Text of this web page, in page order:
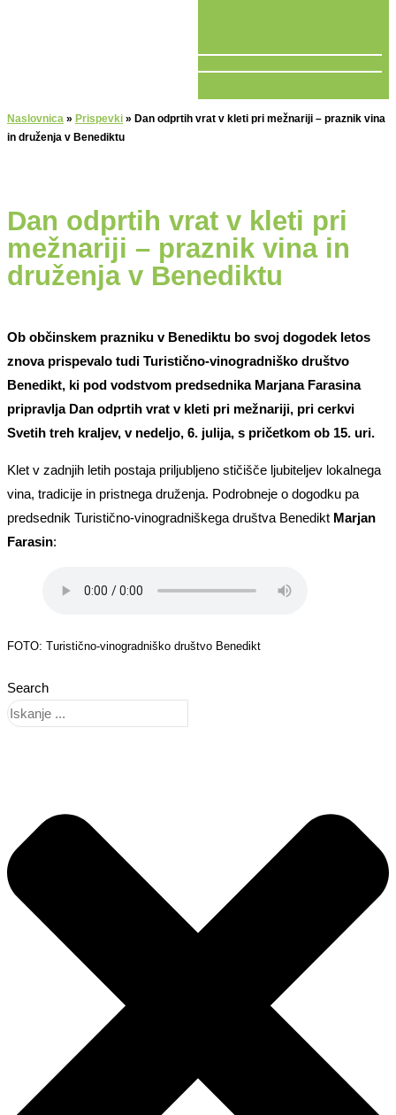
Naslovnica » Prispevki » Dan odprtih vrat v kleti pri mežnariji – praznik vina
in druženja v Benediktu
Dan odprtih vrat v kleti pri
mežnariji – praznik vina in
druženja v Benediktu
Ob občinskem prazniku v Benediktu bo svoj dogodek letos
znova prispevalo tudi Turistično-vinogradniško društvo
Benedikt, ki pod vodstvom predsednika Marjana Farasina
pripravlja Dan odprtih vrat v kleti pri mežnariji, pri cerkvi
Svetih treh kraljev, v nedeljo, 6. julija, s pričetkom ob 15. uri.
Klet v zadnjih letih postaja priljubljeno stičišče ljubiteljev lokalnega
vina, tradicije in pristnega druženja. Podrobneje o dogodku pa
predsednik Turistično-vinogradniškega društva Benedikt Marjan
Farasin:
FOTO: Turistično-vinogradniško društvo Benedikt
Search